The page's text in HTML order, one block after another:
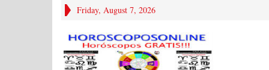
Friday, August 7, 2026